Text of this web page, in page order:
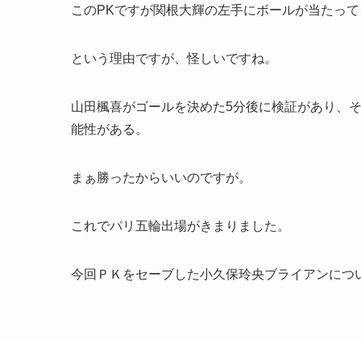
このPKですが関根大輝の左手にボールが当たっ
という理由ですが、怪しいですね。
山田楓喜がゴールを決めた5分後に検証があり、
能性がある。
まぁ勝ったからいいのですが。
これでパリ五輪出場がきまりました。
今回ＰＫをセーブした小久保玲央ブライアンにつ